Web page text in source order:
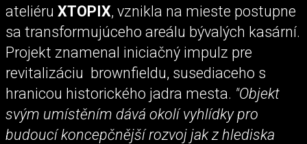
ateliéru XTOPIX, vznikla na mieste postupne
sa transformujúceho areálu bývalých kasární.
Projekt znamenal iniciačný impulz pre
revitalizáciu brownfieldu, susediaceho s
hranicou historického jadra mesta. "Objekt
svým umístěním dává okolí vyhlídky pro
budoucí koncepčnější rozvoj jak z hlediska